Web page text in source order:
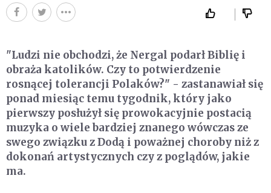
"Ludzi nie obchodzi, że Nergal podarł Biblię i
obraża katolików. Czy to potwierdzenie
rosnącej tolerancji Polaków?" - zastanawiał się
ponad miesiąc temu tygodnik, który jako
pierwszy posłużył się prowokacyjnie postacią
muzyka o wiele bardziej znanego wówczas ze
swego związku z Dodą i poważnej choroby niż z
dokonań artystycznych czy z poglądów, jakie
ma.